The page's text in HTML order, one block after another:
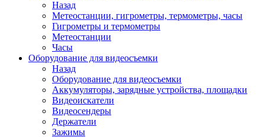
Назад
Метеостанции, гигрометры, термометры, часы
Гигрометры и термометры
Метеостанции
Часы
Оборудование для видеосъемки
Назад
Оборудование для видеосъемки
Аккумуляторы, зарядные устройства, площадки
Видеоискатели
Видеосендеры
Держатели
Зажимы